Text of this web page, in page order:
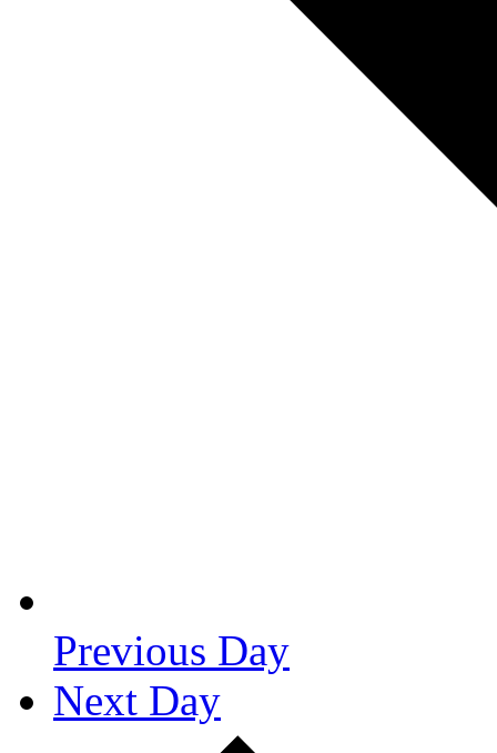
Previous Day
Next Day